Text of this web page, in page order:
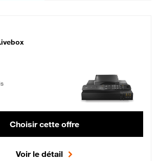
Livebox Lite Fibre
Choisir cette offre
Voir le détail